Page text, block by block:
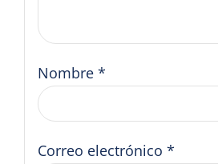
Nombre *
Correo electrónico *